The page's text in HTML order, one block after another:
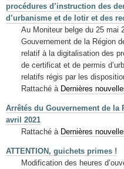
procédures d’instruction des
d’urbanisme et de lotir et des
Au Moniteur belge du 25 mai
Gouvernement de la Région
relatif à la digitalisation des
de certificat et de permis
relatifs régis par les
Rattaché à Dernières
Arrêtés du Gouvernement de la
avril 2021
Rattaché à Dernières
ATTENTION, guichets primes !
Modification des heures